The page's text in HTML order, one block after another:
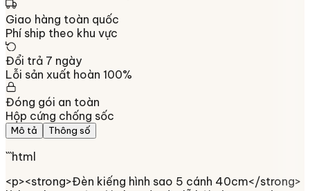
Giao hàng toàn quốc
Phí ship theo khu vực
Đổi trả 7 ngày
Lỗi sản xuất hoàn 100%
Đóng gói an toàn
Hộp cứng chống sốc
Mô tả Thông số
```html
<p><strong>Đèn kiếng hình sao 5 cánh 40cm</strong>